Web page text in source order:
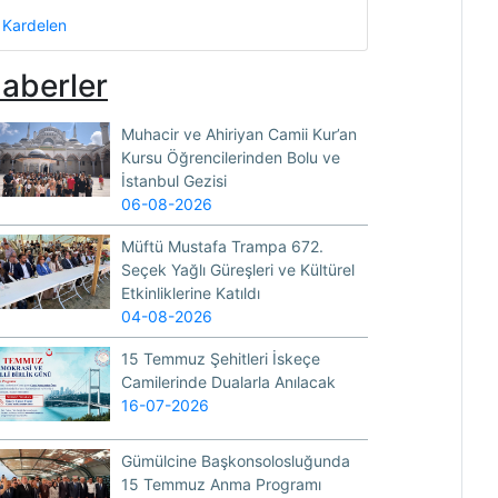
Kardelen
Muhacir ve Ahiriyan Camii Kur’an
Kursu Öğrencilerinden Bolu ve
İstanbul Gezisi
06-08-2026
Müftü Mustafa Trampa 672.
Seçek Yağlı Güreşleri ve Kültürel
Etkinliklerine Katıldı
04-08-2026
15 Temmuz Şehitleri İskeçe
Camilerinde Dualarla Anılacak
16-07-2026
Gümülcine Başkonsolosluğunda
15 Temmuz Anma Programı